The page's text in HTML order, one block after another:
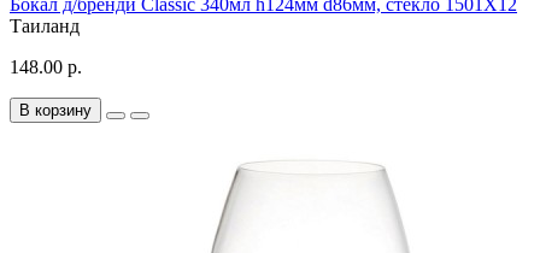
Таиланд
148.00 р.
В корзину